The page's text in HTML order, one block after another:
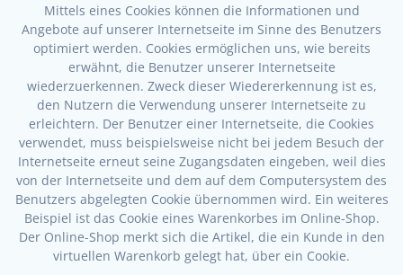
Mittels eines Cookies können die Informationen und
Angebote auf unserer Internetseite im Sinne des Benutzers
optimiert werden. Cookies ermöglichen uns, wie bereits
erwähnt, die Benutzer unserer Internetseite
wiederzuerkennen. Zweck dieser Wiedererkennung ist es,
den Nutzern die Verwendung unserer Internetseite zu
erleichtern. Der Benutzer einer Internetseite, die Cookies
verwendet, muss beispielsweise nicht bei jedem Besuch der
Internetseite erneut seine Zugangsdaten eingeben, weil dies
von der Internetseite und dem auf dem Computersystem des
Benutzers abgelegten Cookie übernommen wird. Ein weiteres
Beispiel ist das Cookie eines Warenkorbes im Online-Shop.
Der Online-Shop merkt sich die Artikel, die ein Kunde in den
virtuellen Warenkorb gelegt hat, über ein Cookie.